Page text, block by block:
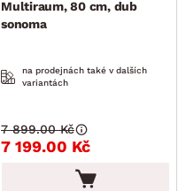
Multiraum, 80 cm, dub
sonoma
na prodejnách také v dalších
variantách
7 199.00 Kč
7 899.00 Kč